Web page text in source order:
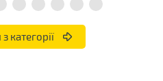
категорії